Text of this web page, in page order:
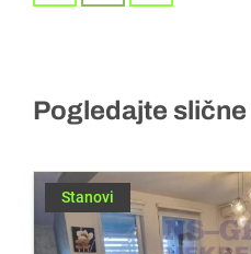
Pogledajte
Stanovi